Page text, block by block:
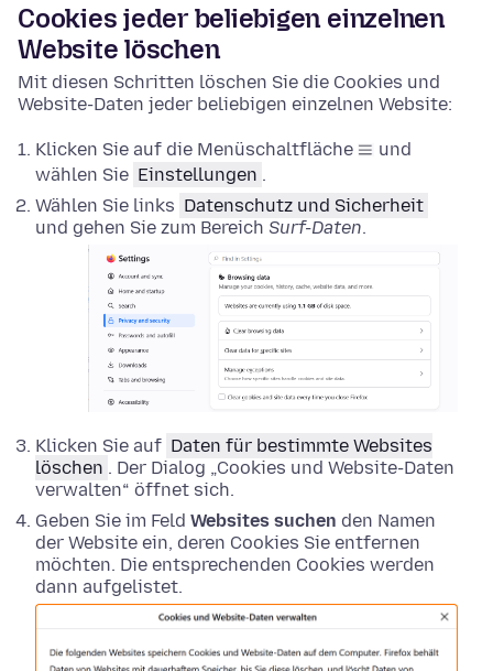
Cookies jeder beliebigen einzelnen
Website löschen
Mit diesen Schritten löschen Sie die Cookies und
Website-Daten jeder beliebigen einzelnen Website:
Klicken Sie auf die Menüschaltfläche
und
wählen Sie Einstellungen .
Wählen Sie links Datenschutz und Sicherheit
und gehen Sie zum Bereich Surf-Daten.
Klicken Sie auf Daten für bestimmte Websites
löschen . Der Dialog „Cookies und Website-Daten
verwalten“ öffnet sich.
Geben Sie im Feld Websites suchen den Namen
der Website ein, deren Cookies Sie entfernen
möchten. Die entsprechenden Cookies werden
dann aufgelistet.